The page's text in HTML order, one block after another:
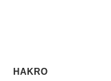
HAKRO